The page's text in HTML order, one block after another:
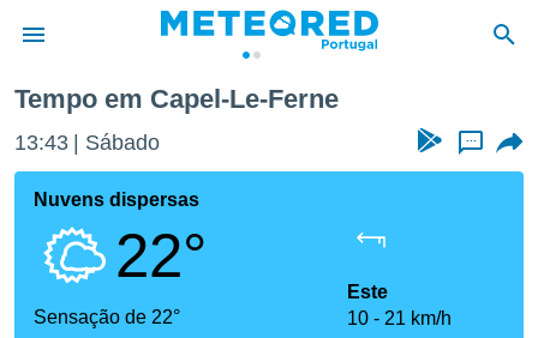
da
foi
fornecidas
a este
Tempo em Capel-Le-Ferne
13:43 Sábado ...
Nuvens dispersas
22°
Sensação de 22°
Este
10
21 km/h